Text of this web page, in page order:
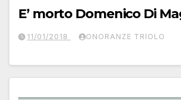
E’ morto Domenico Di
11/01/2018 ONORANZE TRIOLO